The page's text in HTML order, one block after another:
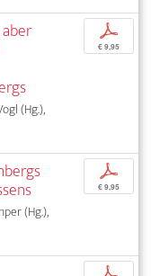
(Hg.),
p
€ 9,95
(Hg.),
p
€ 9,95